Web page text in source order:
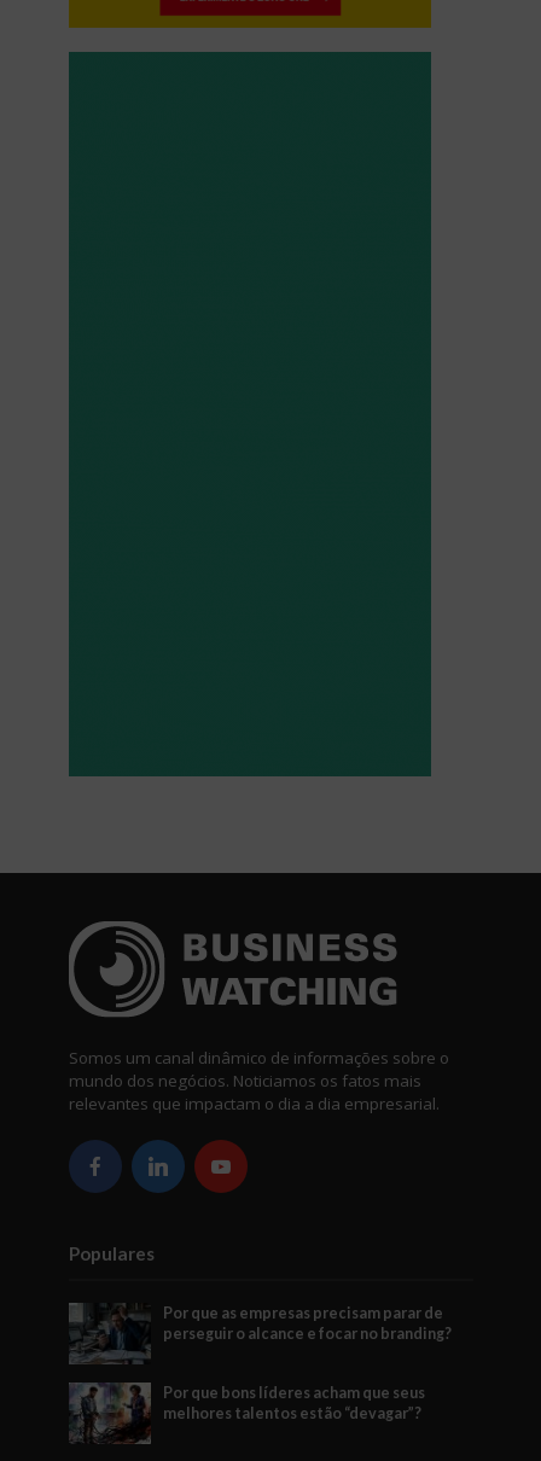
Somos um canal dinâmico de informações sobre o
mundo dos negócios. Noticiamos os fatos mais
relevantes que impactam o dia a dia empresarial.
Populares
Por que as empresas precisam parar de
perseguir o alcance e focar no branding?
Por que bons líderes acham que seus
melhores talentos estão “devagar”?